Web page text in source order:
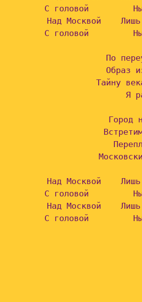
С головой
Над Москвой
С головой
По
Образ
Тайну
Я
Город
Над Москвой
С головой
Над Москвой
С головой